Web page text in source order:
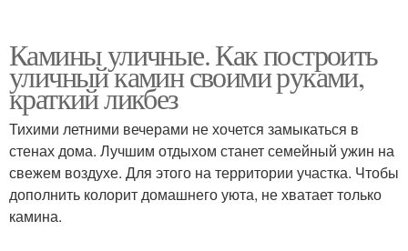
Камины уличные. Как построить
уличный камин своими руками,
краткий ликбез
Тихими летними вечерами не хочется замыкаться в
стенах дома. Лучшим отдыхом станет семейный ужин на
свежем воздухе. Для этого на территории участка. Чтобы
дополнить колорит домашнего уюта, не хватает только
камина.